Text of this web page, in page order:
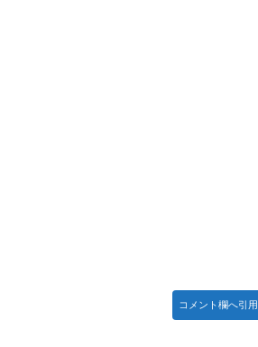
否→金が入ってなくても売上金額分の納税
コメント欄へ引用